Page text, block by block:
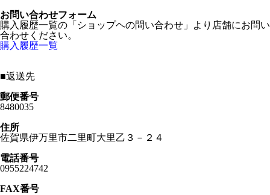
お問い合わせフォーム
購入履歴一覧の「ショップヘの問い合わせ」より店舗にお問い
合わせください。
購入履歴一覧
■返送先
郵便番号
8480035
住所
佐賀県伊万里市二里町大里乙３－２４
電話番号
0955224742
FAX番号